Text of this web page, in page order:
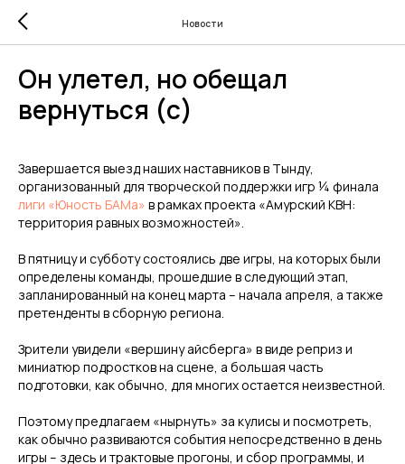
Новости
Он улетел, но обещал
вернуться (с)
Завершается выезд наших наставников в Тынду,
организованный для творческой поддержки игр ¼ финала
лиги «Юность БАМа» в рамках проекта «Амурский КВН:
территория равных возможностей».
В пятницу и субботу состоялись две игры, на которых были
определены команды, прошедшие в следующий этап,
запланированный на конец марта – начала апреля, а также
претенденты в сборную региона.
Зрители увидели «вершину айсберга» в виде реприз и
миниатюр подростков на сцене, а большая часть
подготовки, как обычно, для многих остается неизвестной.
Поэтому предлагаем «нырнуть» за кулисы и посмотреть,
как обычно развиваются события непосредственно в день
игры – здесь и трактовые прогоны, и сбор программы, и